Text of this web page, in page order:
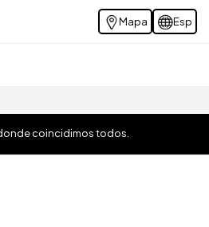
Mapa Esp
coincidimos todos.